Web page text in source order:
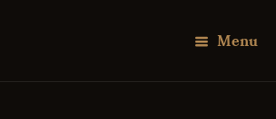
Menu